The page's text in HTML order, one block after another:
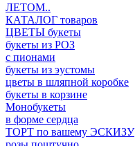
ЛЕТОМ..
КАТАЛОГ товаров
ЦВЕТЫ букеты
букеты из РОЗ
с пионами
букеты из эустомы
цветы в шляпной коробке
букеты в корзине
Монобукеты
в форме сердца
ТОРТ по вашему ЭСКИЗУ